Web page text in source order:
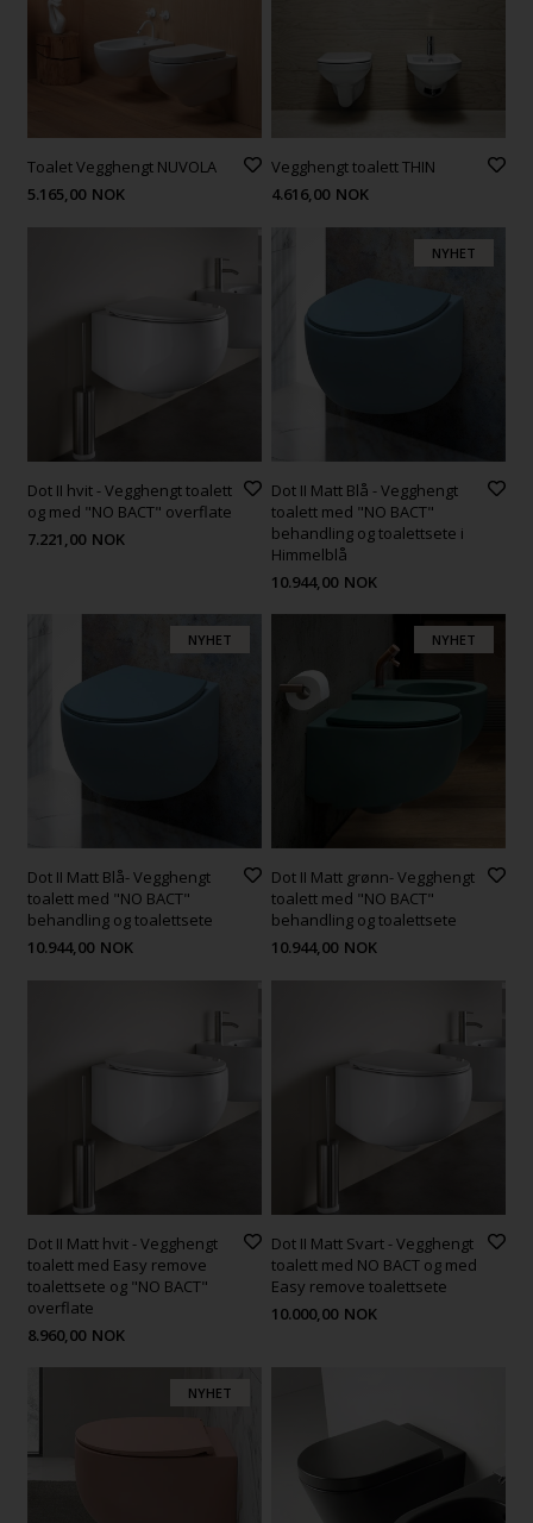
Toalet Vegghengt NUVOLA
5.165,00 NOK
Vegghengt toalett THIN
4.616,00 NOK
Dot II hvit - Vegghengt toalett
og med "NO BACT" overflate
7.221,00 NOK
NYHET
Dot II Matt Blå - Vegghengt
toalett med "NO BACT"
behandling og toalettsete i
Himmelblå
10.944,00 NOK
NYHET
Dot II Matt Blå- Vegghengt
toalett med "NO BACT"
behandling og toalettsete
10.944,00 NOK
NYHET
Dot II Matt grønn- Vegghengt
toalett med "NO BACT"
behandling og toalettsete
10.944,00 NOK
Dot II Matt hvit - Vegghengt
toalett med Easy remove
toalettsete og "NO BACT"
overflate
8.960,00 NOK
Dot II Matt Svart - Vegghengt
toalett med NO BACT og med
Easy remove toalettsete
10.000,00 NOK
NYHET